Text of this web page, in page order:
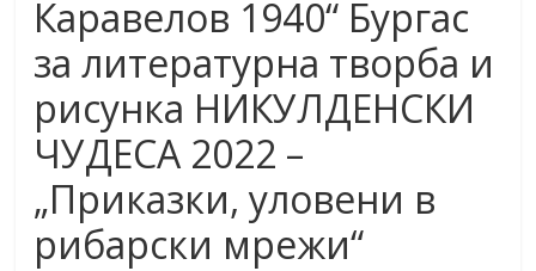
Каравелов 1940“ Бургас
за литературна творба и
рисунка НИКУЛДЕНСКИ
ЧУДЕСА 2022 –
„Приказки, уловени в
рибарски мрежи“